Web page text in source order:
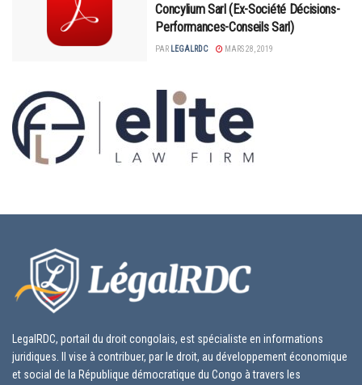
Concylium Sarl (Ex-Société Décisions-
Performances-Conseils Sarl)
PAR LEGALRDC MARS 28, 2019
LegalRDC, portail du droit congolais, est spécialiste en informations
juridiques. Il vise à contribuer, par le droit, au développement économique
et social de la République démocratique du Congo à travers les